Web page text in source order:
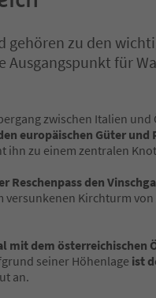
gehören zu den
Ausgangspunkt für
zwischen Italien
europäischen Güter und
ihn zu einem zentralen
Reschenpass den
versunkenen Kirchturm
mit dem österreichischen
seiner Höhenlage ist
an.